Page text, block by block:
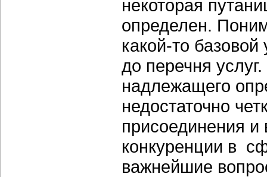
некоторая
определен.
какой-то
до перечня
надлежащего
недостаточно
присоединения и
конкуренции в
важнейшие